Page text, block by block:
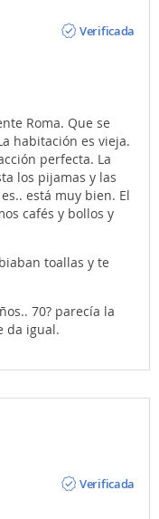
Verificada
Roma. Que se
habitación es vieja.
perfecta. La
los pijamas y las
está muy bien. El
cafés y bollos y
toallas y te
70? parecía la
da igual.
Verificada